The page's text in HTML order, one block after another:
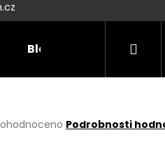
Blog Příležitosti
Podrobnosti